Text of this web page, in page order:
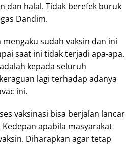
dan halal. Tidak berefek buruk
Dandim.
sudah vaksin dan ini
saat ini tidak terjadi apa-apa.
kepada seluruh
lagi terhadap adanya
ini.
vaksinasi bisa berjalan lancar
apabila masyarakat
Diharapkan agar tetap